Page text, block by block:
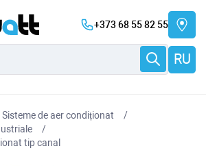
+373 68 55 82 55
RU
Sisteme de aer condiționat
tip canal